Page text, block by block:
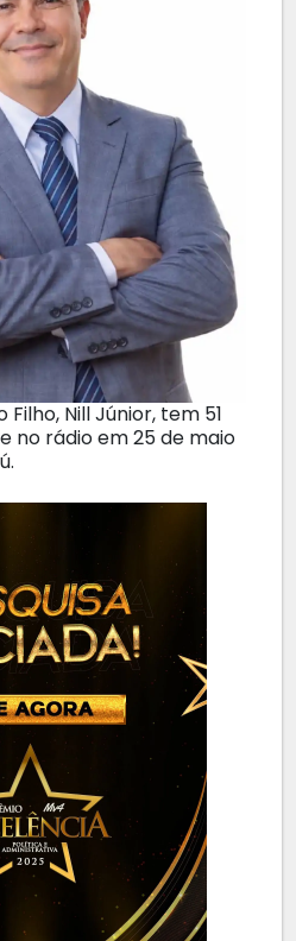
Filho, Nill Júnior, tem 51
no rádio em 25 de maio